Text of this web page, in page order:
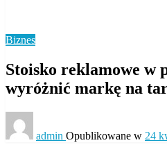
Biznes
Stoisko reklamowe w
wyróżnić markę na
admin Opublikowane w 24